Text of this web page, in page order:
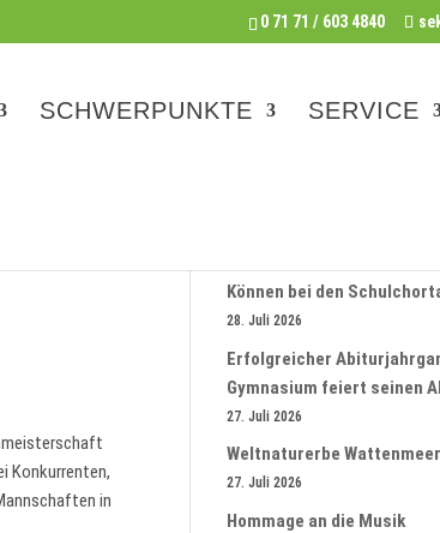
0 71 71 / 603 4840
SCHWERPUNKTE SERVICE
Konkurrenten,
in
Können bei den
28. Juli 2026
Erfolgreicher
Gymnasium feiert seinen
27. Juli 2026
Weltnaturerbe
27. Juli 2026
Hommage an die Musik